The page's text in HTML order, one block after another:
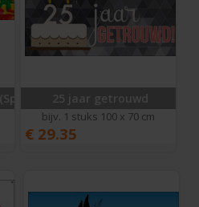
25 jaar getrouwd
bijv. 1 stuks 100 x 70 cm
€ 29.35